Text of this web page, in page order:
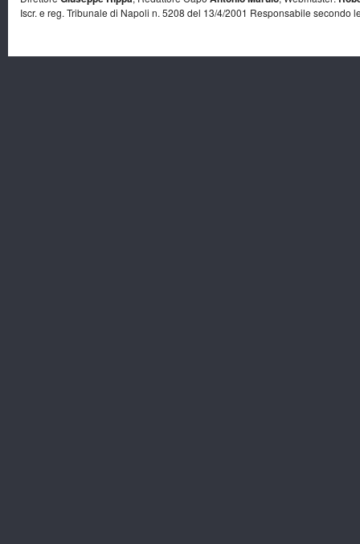
Iscr. e reg. Tribunale di Napoli n. 5208 del 13/4/2001 Responsabile secondo